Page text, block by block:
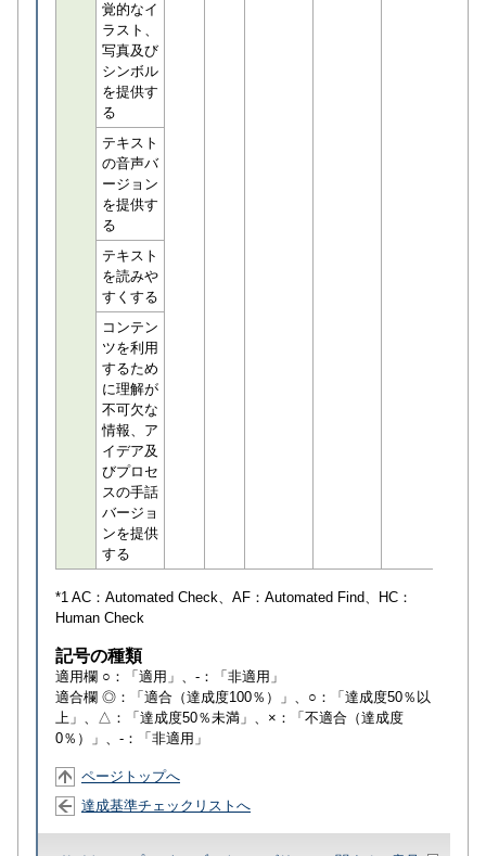
覚的なイ
ラスト、
写真及び
シンボル
を提供す
る
テキスト
の音声バ
ージョン
を提供す
る
テキスト
を読みや
すくする
コンテン
ツを利用
するため
に理解が
不可欠な
情報、ア
イデア及
びプロセ
スの手話
バージョ
ンを提供
する
*1 AC： Automated Check、AF： Automated Find、HC：
Human Check
記号の種類
適用欄 ○：「適用」、-：「非適用」
適合欄 ◎：「適合（達成度100％）」、○：「達成度50％以
上」、△：「達成度50％未満」、×：「不適合（達成度
0％）」、-：「非適用」
ページトップへ
達成基準チェックリストへ